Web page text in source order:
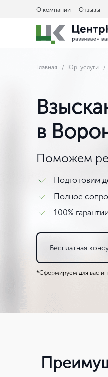
О компании Отзывы
Главная Юр. услуги
в
Поможем
Подготовим
Полное
100%
Бесплатная
*Сформируем для вас